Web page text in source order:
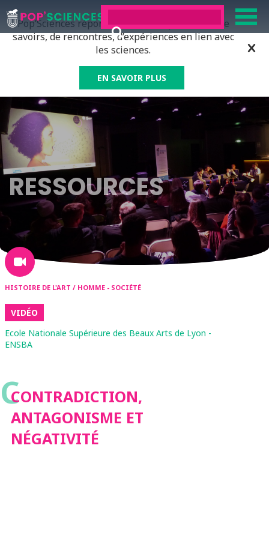
Pop’Sciences répond à tous ceux qui ont soif de
savoirs, de rencontres, d’expériences en lien avec
les sciences.
EN SAVOIR PLUS
RESSOURCES
HISTOIRE DE L'ART / HOMME - SOCIÉTÉ
VIDÉO
Ecole Nationale Supérieure des Beaux Arts de Lyon -
ENSBA
CCONTRADICTION,
ANTAGONISME ET
NÉGATIVITÉ